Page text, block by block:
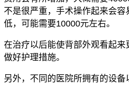
不是很严重，手术操作起来会
低，可能需要10000元左右。
在治疗以后能使背部外观看起
做好护理措施。
另外，不同的医院所拥有的设备